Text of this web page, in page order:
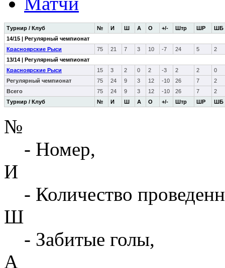
Турнир / Клуб № И Ш А О +/- Штр ШР ШБ
Турнир / Клуб № И Ш А О +/- Штр ШР ШБ
14/15 | Регулярный чемпионат
Красноярские Рыси
75 21 7 3 10 -7 24 5
2
13/14 | Регулярный чемпионат
Красноярские Рыси
15 3 2 0 2 -3 2 2
0
Регулярный чемпионат
75 24 9 3 12 -10 26 7
2
Всего
75 24 9 3 12 -10 26 7 2
№
- Номер,
И
- Количество
Ш
- Забитые голы,
А